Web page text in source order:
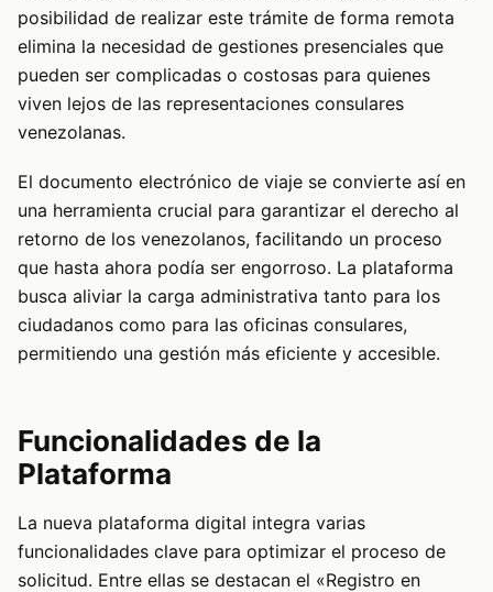
posibilidad de realizar este trámite de forma remota
elimina la necesidad de gestiones presenciales que
pueden ser complicadas o costosas para quienes
viven lejos de las representaciones consulares
venezolanas.
El documento electrónico de viaje se convierte así en
una herramienta crucial para garantizar el derecho al
retorno de los venezolanos, facilitando un proceso
que hasta ahora podía ser engorroso. La plataforma
busca aliviar la carga administrativa tanto para los
ciudadanos como para las oficinas consulares,
permitiendo una gestión más eficiente y accesible.
Funcionalidades de la
Plataforma
La nueva plataforma digital integra varias
funcionalidades clave para optimizar el proceso de
solicitud. Entre ellas se destacan el «Registro en